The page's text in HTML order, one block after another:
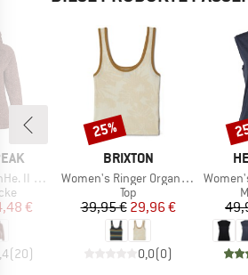
Hoody
Preis
€
(20)
MARKE
BRIXTON
Artikel
Women's Ringer Organic A-Tank
Produktgruppe
Top
Preis
39,95 €reduzierter Preis
29,96 €
0,0(0)
Rabatt
25%
Artikel
Women's